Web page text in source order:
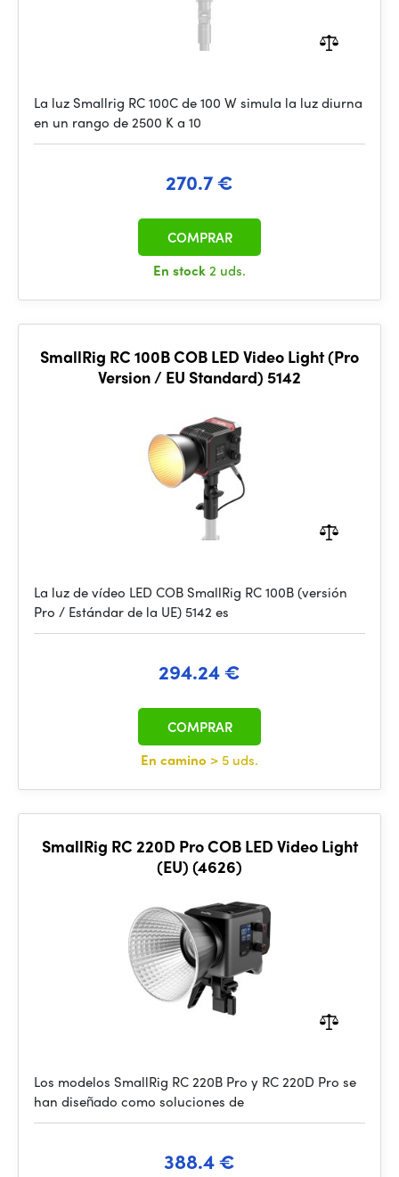
La luz Smallrig RC 100C de 100 W simula la luz diurna
en un rango de 2500 K a 10
270.7 €
En stock2 uds.
COMPRAR
SmallRig RC 100B COB LED Video Light (Pro
Version / EU Standard) 5142
La luz de vídeo LED COB SmallRig RC 100B (versión
Pro / Estándar de la UE) 5142 es
294.24 €
En camino > 5 uds.
COMPRAR
SmallRig RC 220D Pro COB LED Video Light
(EU) (4626)
Los modelos SmallRig RC 220B Pro y RC 220D Pro se
han diseñado como soluciones de
388.4 €